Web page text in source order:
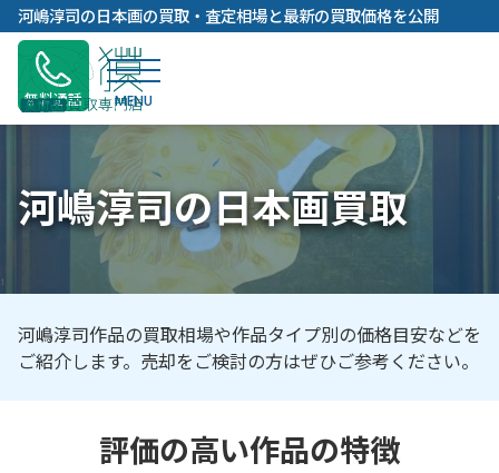
内
容
キ
ッ
河嶋淳司の日本画の買取・査定相場と最新の買取価格を公開
無料通話
河嶋淳司の日本画買取
河嶋淳司作品の買取相場や作品タイプ別の価格目安などを
ご紹介します。売却をご検討の方はぜひご参考ください。
評価の高い作品の特徴